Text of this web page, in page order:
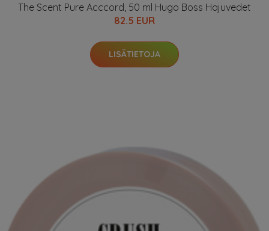
The Scent Pure Acccord, 50 ml Hugo Boss Hajuvedet
82.5 EUR
LISÄTIETOJA